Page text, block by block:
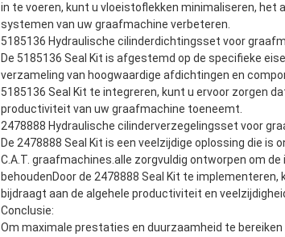
in te voeren, kunt u vloeistoflekken minimaliseren,
systemen van uw graafmachine verbeteren.
5185136 Hydraulische cilinderdichtingsset voor
De 5185136 Seal Kit is afgestemd op de specifieke
verzameling van hoogwaardige afdichtingen en
5185136 Seal Kit te integreren, kunt u ervoor zorgen
productiviteit van uw graafmachine toeneemt.
2478888 Hydraulische cilinderverzegelingsset voor
De 2478888 Seal Kit is een veelzijdige oplossing die is
C.A.T. graafmachines.alle zorgvuldig ontworpen om
behoudenDoor de 2478888 Seal Kit te
bijdraagt aan de algehele productiviteit en
Conclusie:
Om maximale prestaties en duurzaamheid te